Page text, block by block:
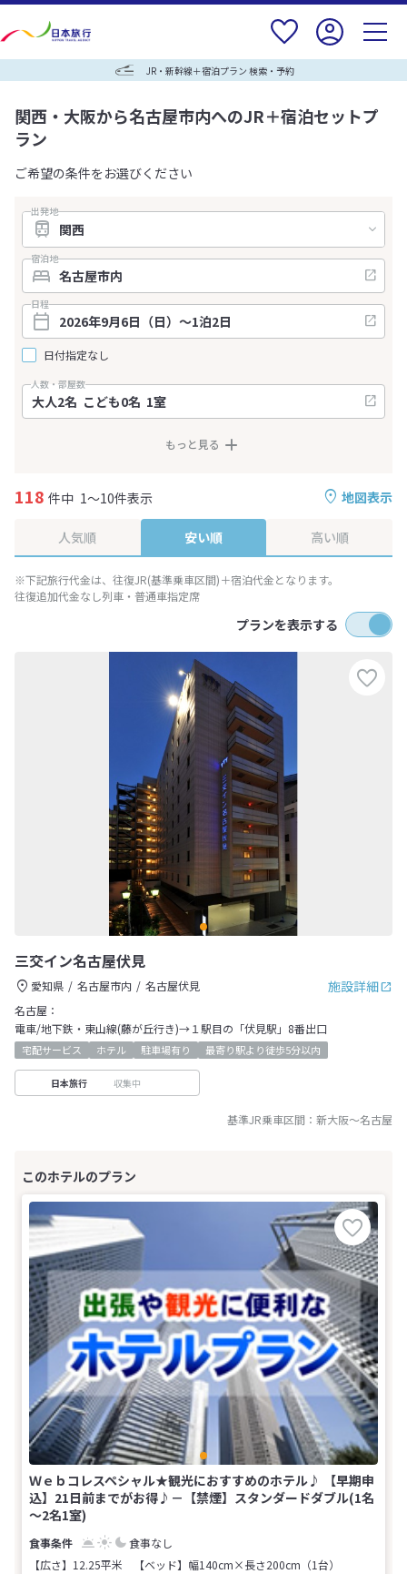
JR・新幹線＋宿泊プラン 検索・予約
関西・大阪から名古屋市内へのJR＋宿泊セットプ
ラン
ご希望の条件をお選びください
出発地
宿泊地
日程
日付指定なし
人数・部屋数
もっと見る
地図表示
118 件中 1～10件表示
人気順 安い順 高い順
※下記旅行代金は、往復JR(基準乗車区間)＋宿泊代金となります。
往復追加代金なし列車・普通車指定席
プランを表示する
三交イン名古屋伏見
施設詳細
愛知県 名古屋市内
名古屋伏見
名古屋：
電車/地下鉄・東山線(藤が丘行き)→１駅目の「伏見駅」8番出口
宅配サービス ホテル 駐車場有り 最寄り駅より徒歩5分以内
日本旅行 収集中
基準JR乗車区間： 新大阪～名古屋
Ｗｅｂコレスペシャル★観光におすすめのホテル♪ 【早期申
込】21日前までがお得♪－【禁煙】スタンダードダブル(1名
～2名1室)
食事なし
【広さ】12.25平米
【ベッド】幅140cm×長さ200cm（1台）